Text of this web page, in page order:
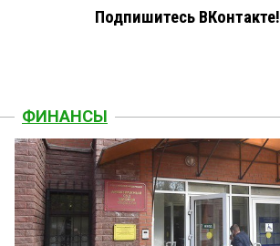
Подпишитесь ВКонтакте!
ФИНАНСЫ